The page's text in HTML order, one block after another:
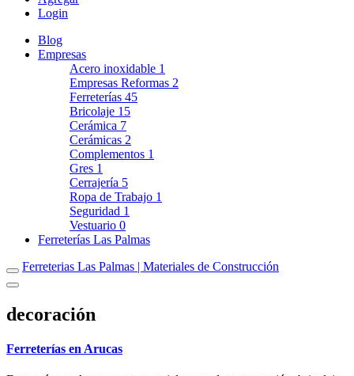
Login
Blog
Empresas
Acero inoxidable 1
Empresas Reformas 2
Ferreterías 45
Bricolaje 15
Cerámica 7
Cerámicas 2
Complementos 1
Gres 1
Cerrajería 5
Ropa de Trabajo 1
Seguridad 1
Vestuario 0
Ferreterías Las Palmas
Ferreterias Las Palmas | Materiales de Construcción
decoración
Ferreterías en Arucas